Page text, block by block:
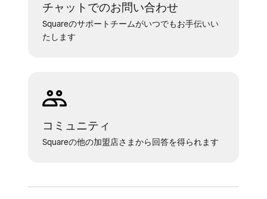
チャットでのお問い合わせ
Squareのサポートチームがいつでもお手伝いい
たします
コミュニティ
Squareの他の加盟店さまから回答を得られます